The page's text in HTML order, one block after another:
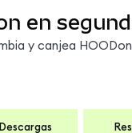
en
y canjea
Descargas